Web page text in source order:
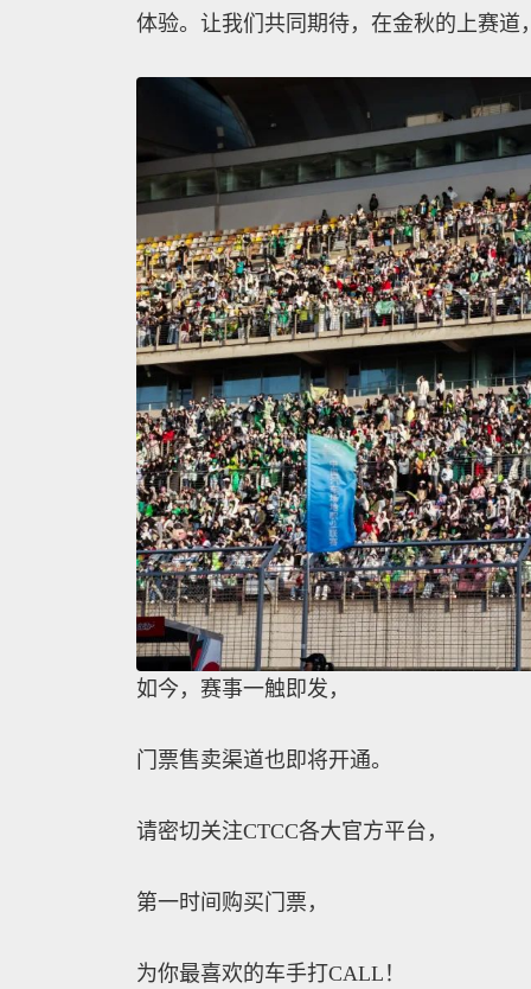
体验。让我们共同期待，在金秋的上赛
如今，赛事一触即发，
门票售卖渠道也即将开通。
请密切关注CTCC各大官方平台，
第一时间购买门票，
为你最喜欢的车手打CALL！